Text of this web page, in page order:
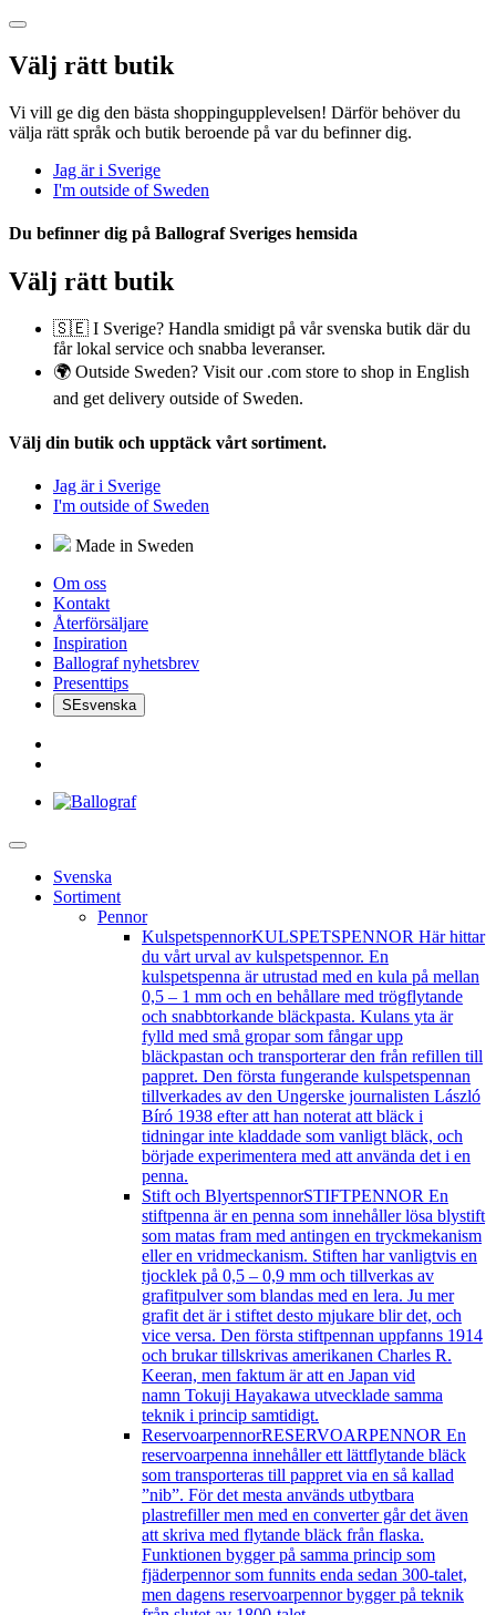
Välj rätt butik
Vi vill ge dig den bästa shoppingupplevelsen! Därför behöver du
välja rätt språk och butik beroende på var du befinner dig.
Jag är i Sverige
I'm outside of Sweden
Du befinner dig på Ballograf Sveriges hemsida
Välj rätt butik
🇸🇪 I Sverige? Handla smidigt på vår svenska butik där du
får lokal service och snabba leveranser.
🌍 Outside Sweden? Visit our .com store to shop in English
and get delivery outside of Sweden.
Välj din butik och upptäck vårt sortiment.
Jag är i Sverige
I'm outside of Sweden
Made in Sweden
Om oss
Kontakt
Återförsäljare
Inspiration
Ballograf nyhetsbrev
Presenttips
SEsvenska
Svenska
Sortiment
Pennor
KulspetspennorKULSPETSPENNOR Här hittar
du vårt urval av kulspetspennor. En
kulspetspenna är utrustad med en kula på mellan
0,5 – 1 mm och en behållare med trögflytande
och snabbtorkande bläckpasta. Kulans yta är
fylld med små gropar som fångar upp
bläckpastan och transporterar den från refillen till
pappret. Den första fungerande kulspetspennan
tillverkades av den Ungerske journalisten László
Bíró 1938 efter att han noterat att bläck i
tidningar inte kladdade som vanligt bläck, och
började experimentera med att använda det i en
penna.
Stift och BlyertspennorSTIFTPENNOR En
stiftpenna är en penna som innehåller lösa blystift
som matas fram med antingen en tryckmekanism
eller en vridmeckanism. Stiften har vanligtvis en
tjocklek på 0,5 – 0,9 mm och tillverkas av
grafitpulver som blandas med en lera. Ju mer
grafit det är i stiftet desto mjukare blir det, och
vice versa. Den första stiftpennan uppfanns 1914
och brukar tillskrivas amerikanen Charles R.
Keeran, men faktum är att en Japan vid
namn Tokuji Hayakawa utvecklade samma
teknik i princip samtidigt.
ReservoarpennorRESERVOARPENNOR En
reservoarpenna innehåller ett lättflytande bläck
som transporteras till pappret via en så kallad
”nib”. För det mesta används utbytbara
plastrefiller men med en converter går det även
att skriva med flytande bläck från flaska.
Funktionen bygger på samma princip som
fjäderpennor som funnits enda sedan 300-talet,
men dagens reservoarpennor bygger på teknik